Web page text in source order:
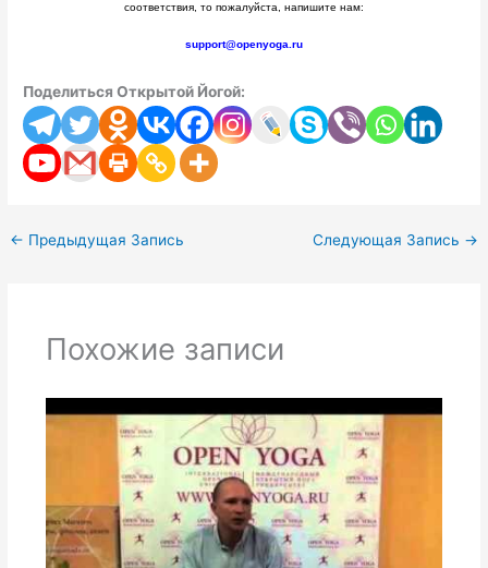
соответствия, то пожалуйста, напишите нам:
support@openyoga.ru
Поделиться Открытой Йогой:
← Предыдущая Запись Следующая Запись →
Похожие записи